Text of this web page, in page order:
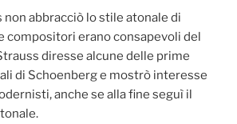
non abbracciò lo stile atonale di
compositori erano consapevoli del
diresse alcune delle prime
di Schoenberg e mostrò interesse
anche se alla fine seguì il